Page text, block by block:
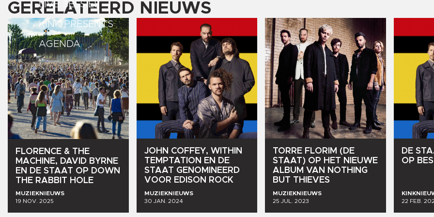
LIVE SESSIES
KINK PRESENTS
AGENDA
GERELATEERD NIEUWS
FLORENCE & THE
MACHINE, DAVID BYRNE
EN
DE STAAT OP DOWN
THE RABBIT HOLE
MUZIEKNIEUWS
19 NOV. 2025
JOHN COFFEY, WITHIN
TEMPTATION
EN
DE
STAAT GENOMINEERD
VOOR EDISON ROCK
MUZIEKNIEUWS
30 JAN. 2024
TORRE FLORIM (DE
STAAT) OP HET NIEUWE
ALBUM VAN
NOTHING
BUT THIEVES
MUZIEKNIEUWS
25 JUL. 2023
DE
OP
22 FEB.